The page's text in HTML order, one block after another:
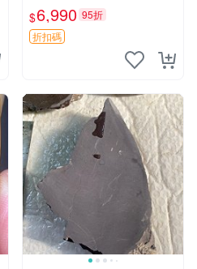
收藏 印章 小工具 糕點店具
$6,990 95折
折扣碼